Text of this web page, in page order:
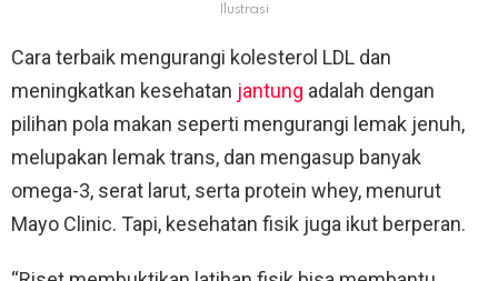
Ilustrasi
Cara terbaik mengurangi kolesterol LDL dan
meningkatkan kesehatan jantung adalah dengan
pilihan pola makan seperti mengurangi lemak jenuh,
melupakan lemak trans, dan mengasup banyak
omega-3, serat larut, serta protein whey, menurut
Mayo Clinic. Tapi, kesehatan fisik juga ikut berperan.